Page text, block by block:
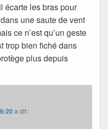
écarte les bras pour
une saute de vent
ce n’est qu’un geste
trop bien fiché dans
plus depuis
a dit :